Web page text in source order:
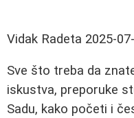
Vidak Radeta 2025-
Sve što treba da
iskustva, preporuke
Sadu, kako početi i